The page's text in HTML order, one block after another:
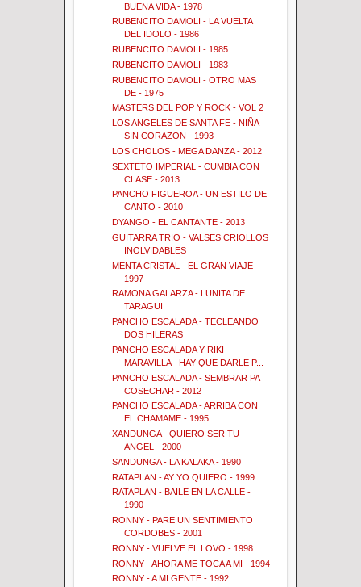
BUENA VIDA - 1978
RUBENCITO DAMOLI - LA VUELTA
DEL IDOLO - 1986
RUBENCITO DAMOLI - 1985
RUBENCITO DAMOLI - 1983
RUBENCITO DAMOLI - OTRO MAS
DE - 1975
MASTERS DEL POP Y ROCK - VOL 2
LOS ANGELES DE SANTA FE - NIÑA
SIN CORAZON - 1993
LOS CHOLOS - MEGA DANZA - 2012
SEXTETO IMPERIAL - CUMBIA CON
CLASE - 2013
PANCHO FIGUEROA - UN ESTILO DE
CANTO - 2010
DYANGO - EL CANTANTE - 2013
GUITARRA TRIO - VALSES CRIOLLOS
INOLVIDABLES
MENTA CRISTAL - EL GRAN VIAJE -
1997
RAMONA GALARZA - LUNITA DE
TARAGUI
PANCHO ESCALADA - TECLEANDO
DOS HILERAS
PANCHO ESCALADA Y RIKI
MARAVILLA - HAY QUE DARLE P...
PANCHO ESCALADA - SEMBRAR PA
COSECHAR - 2012
PANCHO ESCALADA - ARRIBA CON
EL CHAMAME - 1995
XANDUNGA - QUIERO SER TU
ANGEL - 2000
SANDUNGA - LA KALAKA - 1990
RATAPLAN - AY YO QUIERO - 1999
RATAPLAN - BAILE EN LA CALLE -
1990
RONNY - PARE UN SENTIMIENTO
CORDOBES - 2001
RONNY - VUELVE EL LOVO - 1998
RONNY - AHORA ME TOCA A MI - 1994
RONNY - A MI GENTE - 1992